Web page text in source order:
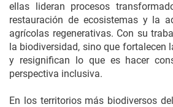
ellas lideran procesos
restauración de ecosistemas y la
agrícolas regenerativas. Con su
la biodiversidad, sino que fortalecen
y resignifican lo que es hacer
perspectiva inclusiva.
En los territorios más biodiversos